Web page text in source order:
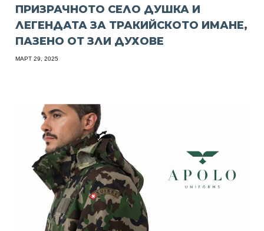
ПРИЗРАЧНОТО СЕЛО ДУШКА И
ЛЕГЕНДАТА ЗА ТРАКИЙСКОТО ИМАНЕ,
ПАЗЕНО ОТ ЗЛИ ДУХОВЕ
МАРТ 29, 2025